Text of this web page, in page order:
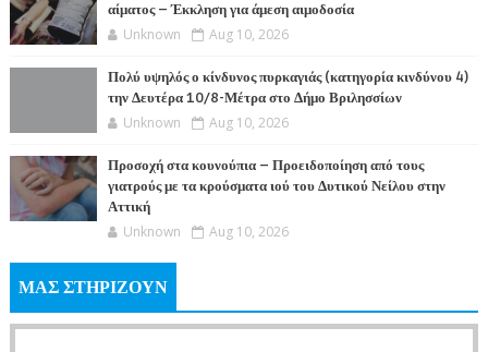
αίματος – Έκκληση για άμεση αιμοδοσία
Unknown Aug 10, 2026
Πολύ υψηλός ο κίνδυνος πυρκαγιάς (κατηγορία κινδύνου 4)
την Δευτέρα 10/8-Μέτρα στο Δήμο Βριλησσίων
Unknown Aug 10, 2026
Προσοχή στα κουνούπια – Προειδοποίηση από τους
γιατρούς με τα κρούσματα ιού του Δυτικού Νείλου στην
Αττική
Unknown Aug 10, 2026
ΜΑΣ ΣΤΗΡΙΖΟΥΝ